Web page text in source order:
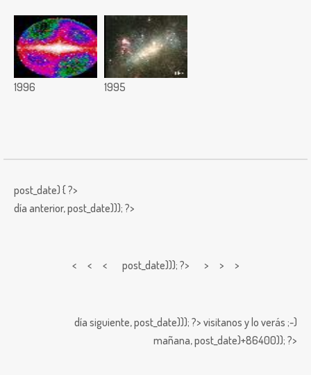
1996 1995
post_date) { ?>
día anterior,post_date))); ?>
< < < post_date))); ?> > > >
día siguiente,post_date))); ?> visitanos y lo verás ;-)
mañana,post_date)+86400)); ?>